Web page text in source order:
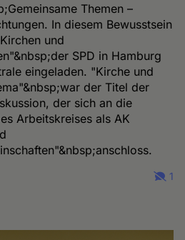
Themen –
In diesem Bewusstsein
und
SPD in Hamburg
eingeladen. "Kirche und
der Titel der
der sich an die
Arbeitskreises als AK
1